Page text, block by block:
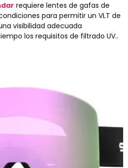
requiere lentes de gafas de
para permitir un VLT de
visibilidad adecuada
los requisitos de filtrado UV..